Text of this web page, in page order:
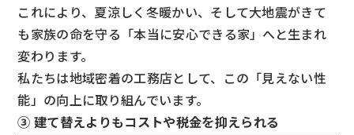
これにより、夏涼しく冬暖かい、そして大地震がきて
も家族の命を守る「本当に安心できる家」へと生まれ
変わります。
私たちは地域密着の工務店として、この「見えない性
能」の向上に取り組んでいます。
③ 建て替えよりもコストや税金を抑えられる